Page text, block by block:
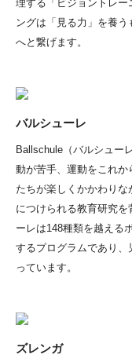
理する「ビジョントレー
ングは「見る力」を養
へと繋げます。
バルシューレ
Ballschule（バルシュー
動が苦手、運動をこれ
たちが楽しくかかわり
につけられる教育研究を
ーレは148種類を越える
するプログラムであり
っています。
ズレンガ